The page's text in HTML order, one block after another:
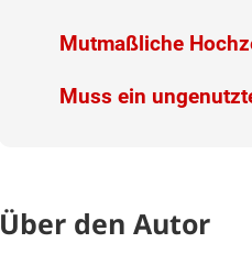
Mutmaßliche
Muss ein
Über den Autor